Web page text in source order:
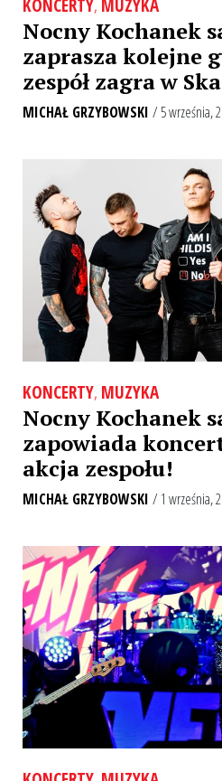
KONCERTY, MUZYKA
Nocny Kochanek
zaprasza kolejne
zespół zagra w
MICHAŁ GRZYBOWSKI / 5 września,
KONCERTY, MUZYKA
Nocny Kochanek
zapowiada
akcja zespołu!
MICHAŁ GRZYBOWSKI / 1 września,